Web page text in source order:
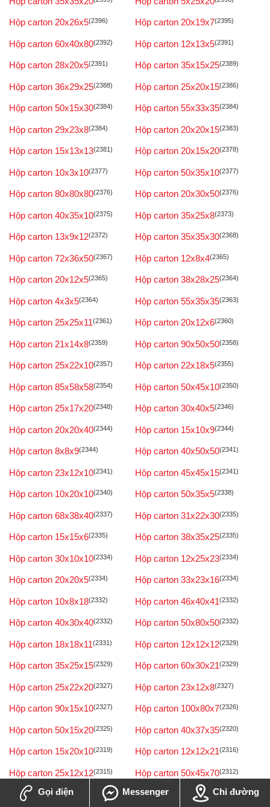
Hộp carton 20x26x5(2396) Hộp carton 20x19x7(2395)
Hộp carton 60x40x80(2392) Hộp carton 12x13x5(2391)
Hộp carton 28x20x5(2391) Hộp carton 35x15x25(2389)
Hộp carton 36x29x25(2388) Hộp carton 25x20x15(2386)
Hộp carton 50x15x30(2384) Hộp carton 55x33x35(2384)
Hộp carton 29x23x8(2384) Hộp carton 20x20x15(2383)
Hộp carton 15x13x13(2381) Hộp carton 20x15x20(2378)
Hộp carton 10x3x10(2377) Hộp carton 50x35x10(2377)
Hộp carton 80x80x80(2376) Hộp carton 20x30x50(2376)
Hộp carton 40x35x10(2375) Hộp carton 35x25x8(2373)
Hộp carton 13x9x12(2372) Hộp carton 35x35x30(2368)
Hộp carton 72x36x50(2367) Hộp carton 12x8x4(2365)
Hộp carton 20x12x5(2365) Hộp carton 38x28x25(2364)
Hộp carton 4x3x5(2364) Hộp carton 55x35x35(2363)
Hộp carton 25x25x11(2361) Hộp carton 20x12x6(2360)
Hộp carton 21x14x8(2359) Hộp carton 90x50x50(2358)
Hộp carton 25x22x10(2357) Hộp carton 22x18x5(2355)
Hộp carton 85x58x58(2354) Hộp carton 50x45x10(2350)
Hộp carton 25x17x20(2348) Hộp carton 30x40x5(2346)
Hộp carton 20x20x40(2344) Hộp carton 15x10x9(2344)
Hộp carton 8x8x9(2344) Hộp carton 40x50x50(2341)
Hộp carton 23x12x10(2341) Hộp carton 45x45x15(2341)
Hộp carton 10x20x10(2340) Hộp carton 50x35x5(2338)
Hộp carton 68x38x40(2337) Hộp carton 31x22x30(2335)
Hộp carton 15x15x6(2335) Hộp carton 38x35x25(2335)
Hộp carton 30x10x10(2334) Hộp carton 12x25x23(2334)
Hộp carton 20x20x5(2334) Hộp carton 33x23x16(2334)
Hộp carton 10x8x18(2332) Hộp carton 46x40x41(2332)
Hộp carton 40x30x40(2332) Hộp carton 50x80x50(2332)
Hộp carton 18x18x11(2331) Hộp carton 12x12x12(2329)
Hộp carton 35x25x15(2329) Hộp carton 60x30x21(2329)
Hộp carton 25x22x20(2327) Hộp carton 23x12x8(2327)
Hộp carton 90x15x10(2327) Hộp carton 100x80x7(2326)
Hộp carton 50x15x20(2325) Hộp carton 40x37x35(2320)
Hộp carton 15x20x10(2319) Hộp carton 12x12x21(2316)
Hộp carton 25x12x12(2315) Hộp carton 50x45x70(2312)
Hộp carton 3x8x5 Hộp carton 16x16x10 (2310)
Gọi điện Messenger Chỉ đường